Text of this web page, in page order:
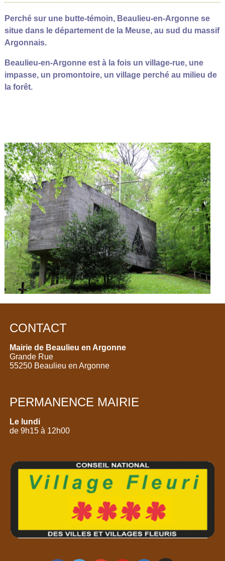
Perché sur une butte-témoin, Beaulieu-en-Argonne se
situe dans le département de la Meuse, au sud du massif
Argonnais.
Beaulieu-en-Argonne est à la fois un village-rue, une
impasse, un promontoire, un village perché au milieu de
la forêt.
CONTACT
Mairie de Beaulieu en Argonne
Grande Rue
55250 Beaulieu en Argonne
PERMANENCE MAIRIE
Le lundi
de 9h15 à 12h00